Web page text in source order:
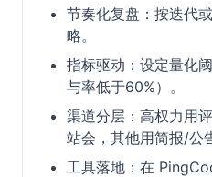
节奏化复盘：按迭代
略。
指标驱动：设定量化
与率低于60%）。
渠道分层：高权力用
站会，其他用简报/公
工具落地：在